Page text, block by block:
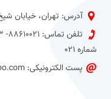
آدرس: تهران، خیابان
شماره 021
پست الکترونیکی: jahan1383@yahoo.com